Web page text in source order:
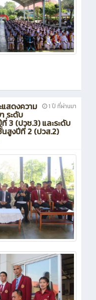
1 ปี ที่ผ่านมา
แสดงความ
ระดับ
3 (ปวช.3) และระดับ
สูงปีที่ 2 (ปวส.2)